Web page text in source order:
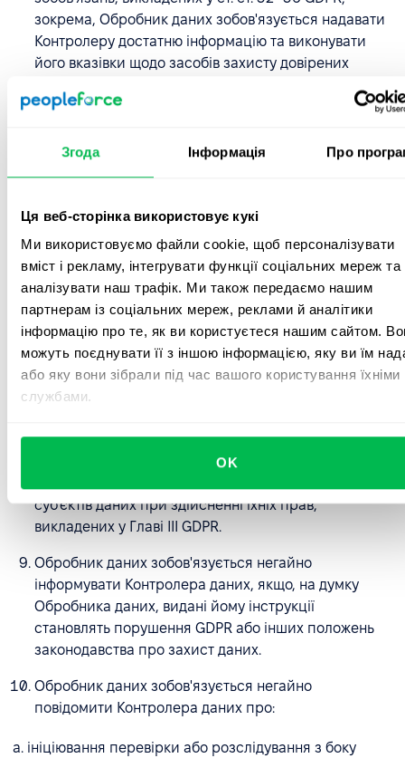
Згода Інформація Про
Ця веб-сторінка використовує кукі
Ми використовуємо файли cookie, щоб персоналізувати
вміст і рекламу, інтегрувати функції соціальних мереж та
аналізувати наш трафік. Ми також передаємо нашим
партнерам із соціальних мереж, реклами й аналітики
інформацію про те, як ви користуєтеся нашим сайтом.
можуть поєднувати її з іншою інформацією, яку ви їм
або яку вони зібрали під час вашого користування їхніми
службами.
OK
зокрема, Обробник даних зобов'язується надавати
Контролеру достатню інформацію та виконувати
його вказівки щодо засобів захисту довірених
даних, які є предметом DPA, та повідомлення
персональні дані, допомагати у проведенні оцінки
рекомендацій органу.
Обробник даних зобов'язується негайно надати
Контролеру даних інформацію про порушення
персональних даних, довірених Обробнику даних,
включаючи інформацію, необхідну для того, щоб
Контролер даних міг повідомити про порушення
наглядовий орган, зазначений у ст. 33 п. 3 GDPR.
Обробник даних зобов'язується допомагати
допомогою відповідних технічних та організаційних
заходів та на основі окремих домовленостей, у
суб'єктів даних при здійсненні їхніх прав,
викладених у Главі III GDPR.
Обробник даних зобов'язується негайно
інформувати Контролера даних, якщо, на думку
Обробника даних, видані йому інструкції
становлять порушення GDPR або інших положень
законодавства про захист даних.
Обробник даних зобов'язується негайно
повідомити Контролера даних про:
a. ініціювання перевірки або розслідування з боку